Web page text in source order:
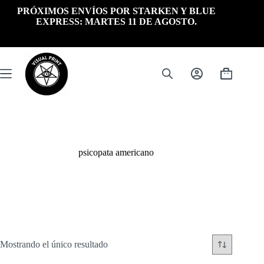
PRÓXIMOS ENVÍOS POR STARKEN Y BLUE
EXPRESS: MARTES 11 DE AGOSTO.
Carrito
psicopata americano
Mostrando el único resultado